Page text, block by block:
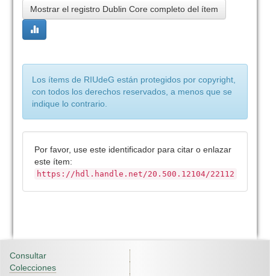
Mostrar el registro Dublin Core completo del ítem
Los ítems de RIUdeG están protegidos por copyright,
con todos los derechos reservados, a menos que se
indique lo contrario.
Por favor, use este identificador para citar o enlazar
este ítem:
https://hdl.handle.net/20.500.12104/22112
Consultar
Colecciones